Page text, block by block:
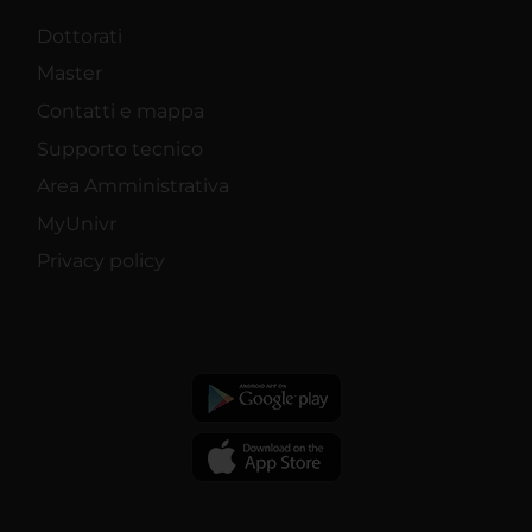
Dottorati
Master
Contatti e mappa
Supporto tecnico
Area Amministrativa
MyUnivr
Privacy policy